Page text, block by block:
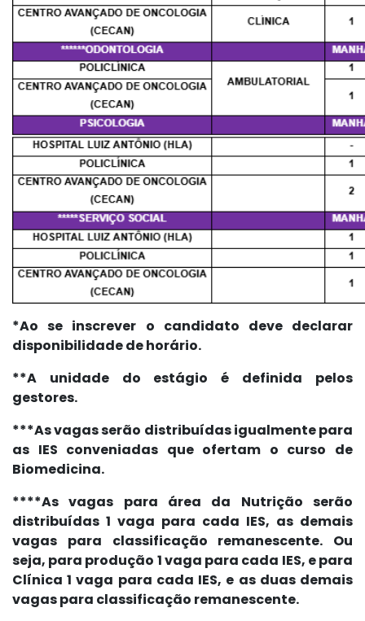
*Ao se inscrever o candidato deve declarar
disponibilidade de horário.
**A unidade do estágio é definida pelos
gestores.
***As vagas serão distribuídas igualmente para
as IES conveniadas que ofertam o curso de
Biomedicina.
****As vagas para área da Nutrição serão
distribuídas 1 vaga para cada IES, as demais
vagas para classificação remanescente. Ou
seja, para produção 1 vaga para cada IES, e para
Clínica 1 vaga para cada IES, e as duas demais
vagas para classificação remanescente.